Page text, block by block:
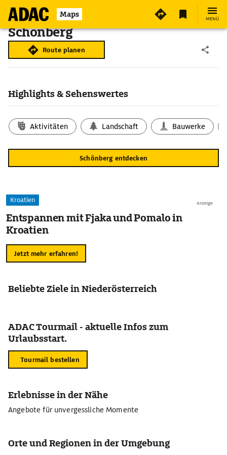
Maps MENÜ
Schönberg
Route planen
Highlights & Sehenswertes
Aktivitäten Landschaft Bauwerke
Schönberg entdecken
Anzeige
Kroatien
Entspannen mit Fjaka und Pomalo in
Kroatien
Jetzt mehr erfahren!
Beliebte Ziele in Niederösterreich
ADAC Tourmail - aktuelle Infos zum
Urlaubsstart.
Tourmail bestellen
Erlebnisse in der Nähe
Angebote für unvergessliche Momente
Orte und Regionen in der Umgebung